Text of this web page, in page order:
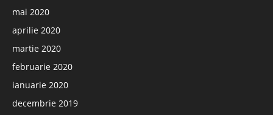
mai 2020
aprilie 2020
martie 2020
februarie 2020
ianuarie 2020
decembrie 2019